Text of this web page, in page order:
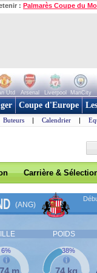
: Palmarès Coupe du
Utd Arsenal Liverpool ManCity
Coupe d'Europe
Buteurs | Calendrier |
Carrière &
(ANG)
POIDS
m
6%
74 kg
38%